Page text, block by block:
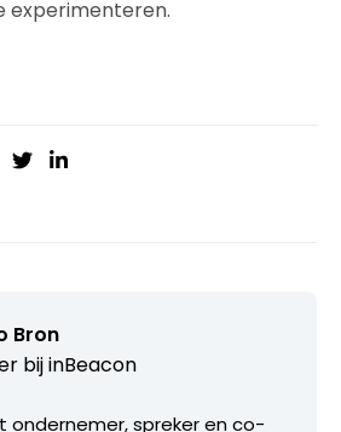
experimenteren.
Bron
bijinBeacon
ondernemer, spreker en co-